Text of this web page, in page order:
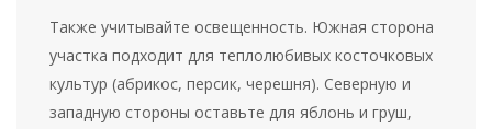
Также учитывайте освещенность. Южная сторона
участка подходит для теплолюбивых косточковых
культур (абрикос, персик, черешня). Северную и
западную стороны оставьте для яблонь и груш,